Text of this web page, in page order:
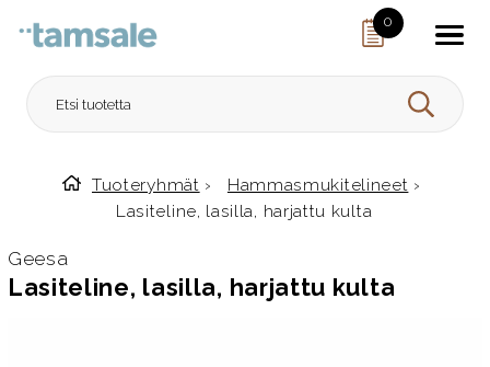
0
HAE
Etusivulle
Tuoteryhmät › Hammasmukitelineet ›
Lasiteline, lasilla, harjattu kulta
Geesa
Lasiteline, lasilla, harjattu kulta